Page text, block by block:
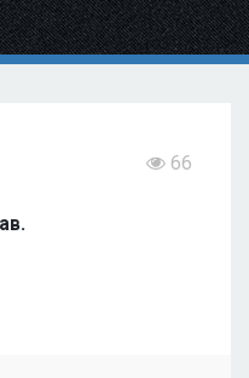
66